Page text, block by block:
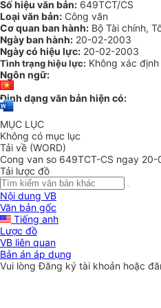
Số hiệu văn bản: 649TCT/CS
Loại văn bản: Công văn
Cơ quan ban hành: Bộ Tài chính,
Ngày ban hành: 20-02-2003
Ngày có hiệu lực: 20-02-2003
Tình trạng hiệu lực: Không xác định
Ngôn ngữ:
Định dạng văn bản hiện có:
MỤC LỤC
Không có mục lục
Tải về (WORD)
Cong van so 649TCT-CS ngay
Tải lược đồ
Nội dung VB
Văn bản gốc
Tiếng anh
Lược đồ
VB liên quan
Bản án áp dụng
Vui lòngĐăng ký tài khoản hoặc